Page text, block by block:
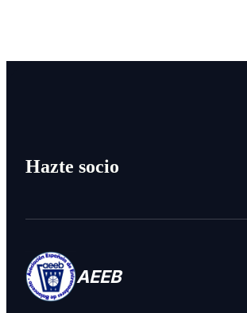
Hazte socio
AEEB